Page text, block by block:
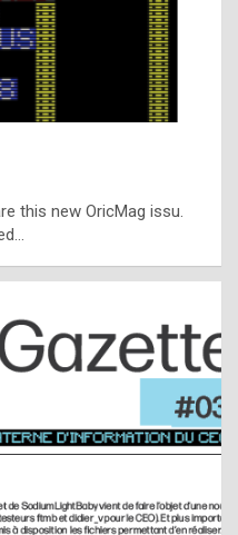
this new OricMag issu.